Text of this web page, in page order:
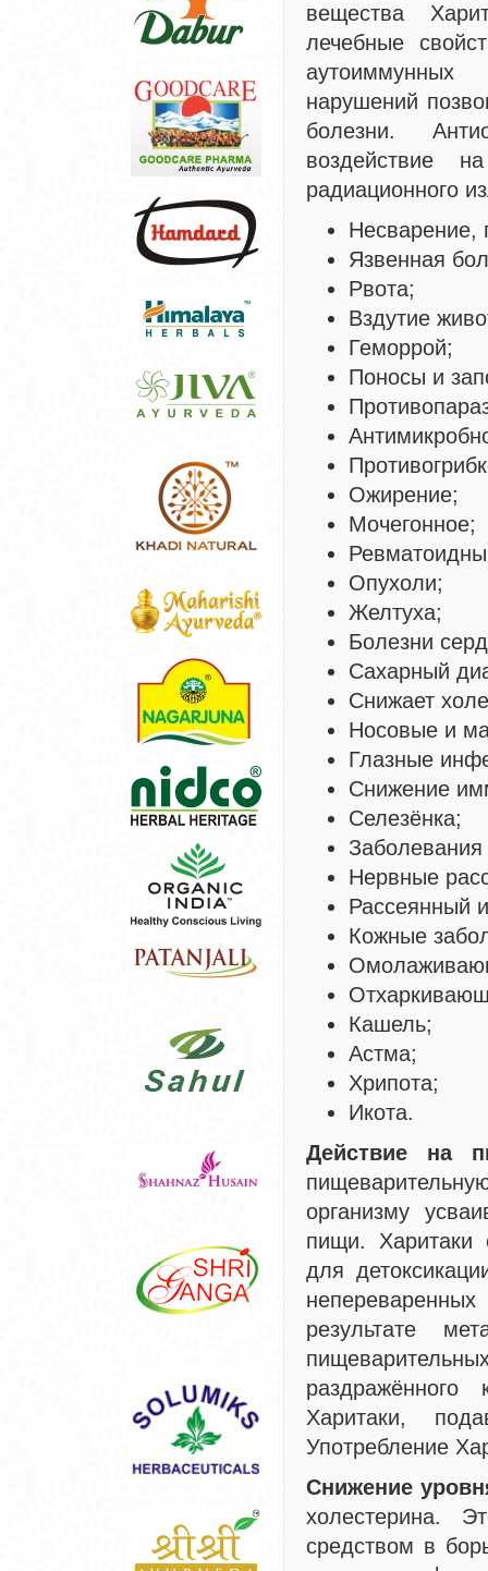
вещества
лечебные
аутоиммунных
нарушений
болезни.
воздействие
радиационного
Несварение,
Язвенная
Рвота;
Вздутие
Геморрой;
Поносы и
Ожирение;
Мочегонное;
Опухоли;
Желтуха;
Болезни
Сахарный
Снижает
Носовые и
Глазные
Снижение
Селезёнка;
Нервные
Рассеянный
Кожные
Кашель;
Астма;
Хрипота;
Икота.
Действие на
организму
пищи. Харитаки
для
результате
Харитаки,
Употребление
Снижение
холестерина.
средством в